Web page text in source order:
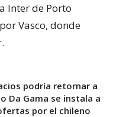
Inter de Porto
Vasco, donde
podría retornar a
Da Gama se instala a
por el chileno